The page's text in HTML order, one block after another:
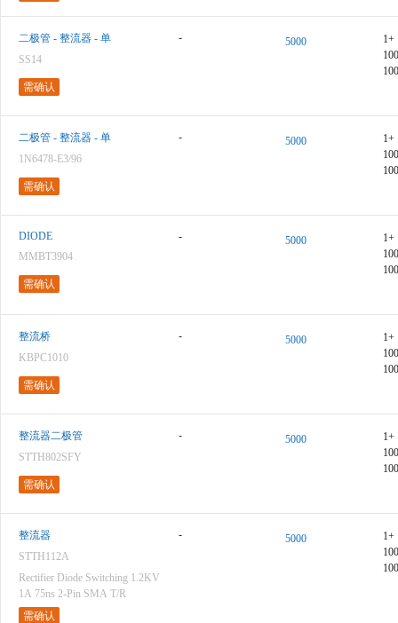
二极管 - 整流器 - 单
SS14
需确认
- 5000
1+
二极管 - 整流器 - 单
1N6478-E3/96
需确认
- 5000
1+
DIODE
MMBT3904
需确认
- 5000
1+
整流桥
KBPC1010
需确认
- 5000
1+
整流器二极管
STTH802SFY
需确认
- 5000
1+
整流器
STTH112A
Rectifier Diode Switching 1.2KV
1A 75ns 2-Pin SMA T/R
需确认
- 5000
1+